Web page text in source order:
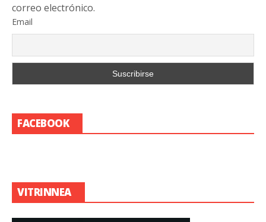
correo electrónico.
Email
FACEBOOK
VITRINNEA